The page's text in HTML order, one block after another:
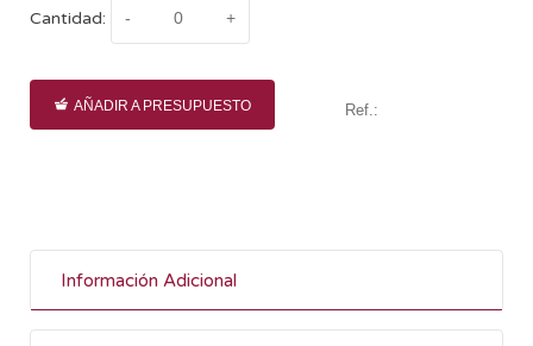
Cantidad:
AÑADIR A PRESUPUESTO Ref.:
Información Adicional